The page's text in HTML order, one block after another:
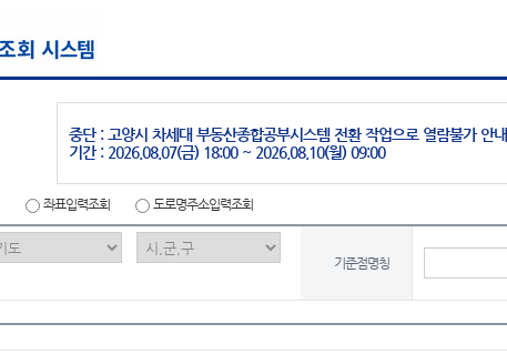
중단 : 고양시 차세대 부동산종합공부시스템 전환 작업으로 열람불가 안내
기간 : 2026.08.07(금) 18:00 ~ 2026.08.10(월) 09:00
좌표입력조회 도로명주소입력조회
기준점명칭